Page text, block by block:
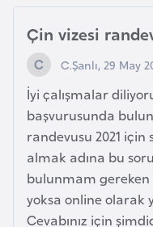
Çin vizesi
C.Şanlı, 29 May
İyi çalışmalar
başvurusunda
randevusu 2021
almak adına bu
bulunmam gereken
yoksa online
Cevabınız için
a
n
y
a
İ
s
r
a
i